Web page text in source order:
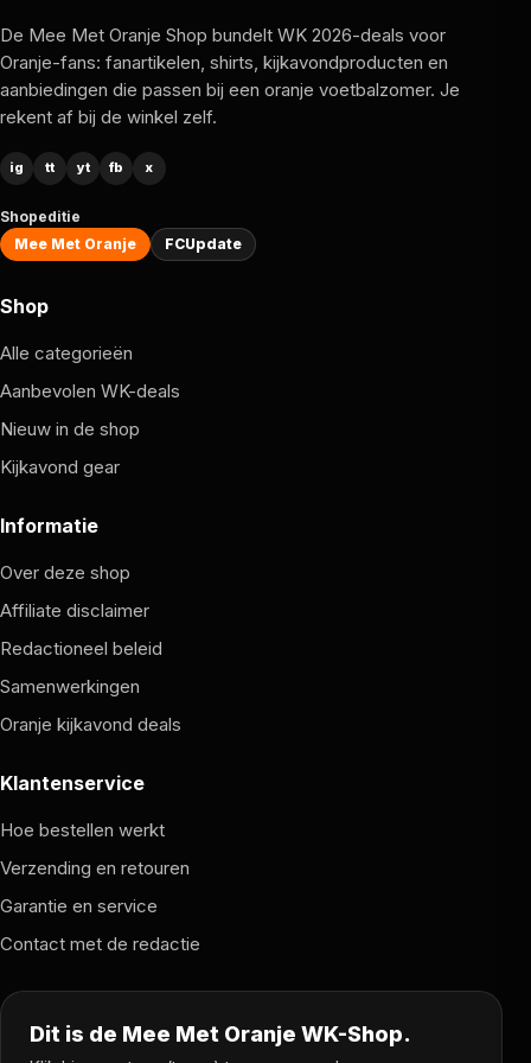
De Mee Met Oranje Shop bundelt WK 2026-deals voor
Oranje-fans: fanartikelen, shirts, kijkavondproducten en
aanbiedingen die passen bij een oranje voetbalzomer. Je
rekent af bij de winkel zelf.
ig tt yt fb x
Shopeditie
Mee Met Oranje
FCUpdate
Shop
Alle categorieën
Aanbevolen WK-deals
Nieuw in de shop
Kijkavond gear
Informatie
Over deze shop
Affiliate disclaimer
Redactioneel beleid
Samenwerkingen
Oranje kijkavond deals
Klantenservice
Hoe bestellen werkt
Verzending en retouren
Garantie en service
Contact met de redactie
Dit is de Mee Met Oranje WK-Shop.